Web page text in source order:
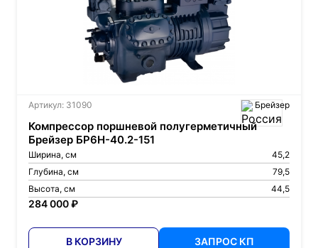
Артикул: 31090 Брейзер
Компрессор поршневой полугерметичный
Брейзер БР6Н-40.2-151
Ширина, см
45,2
Глубина, см
79,5
Высота, см
44,5
284 000 ₽
В КОРЗИНУ ЗАПРОС КП